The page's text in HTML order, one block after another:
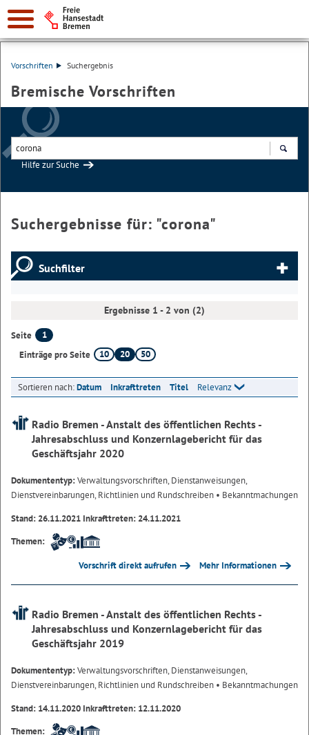
Vorschriften Suchergebnis
Bremische Vorschriften
Hilfe zur Suche
Suchergebnisse für: "corona"
Suchfilter
Ergebnisse 1 - 2 von (2)
Seite
1
Einträge pro Seite
10 20 50
Sortieren nach:Datum Inkrafttreten Titel Relevanz
Radio Bremen - Anstalt des öffentlichen Rechts -
Jahresabschluss und Konzernlagebericht für das
Geschäftsjahr 2020
Dokumententyp:Verwaltungsvorschriften, Dienstanweisungen,
Dienstvereinbarungen, Richtlinien und Rundschreiben • Bekanntmachungen
Stand: 26.11.2021 Inkrafttreten: 24.11.2021
Themen:
Vorschrift direkt aufrufen Mehr Informationen
Radio Bremen - Anstalt des öffentlichen Rechts -
Jahresabschluss und Konzernlagebericht für das
Geschäftsjahr 2019
Dokumententyp:Verwaltungsvorschriften, Dienstanweisungen,
Dienstvereinbarungen, Richtlinien und Rundschreiben • Bekanntmachungen
Stand: 14.11.2020 Inkrafttreten: 12.11.2020
Themen: